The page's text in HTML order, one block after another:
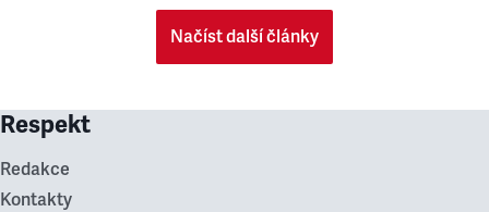
Načíst další články
Respekt
Redakce
Kontakty